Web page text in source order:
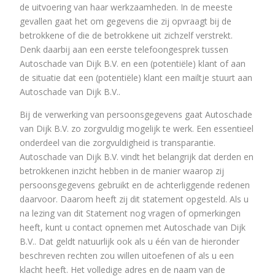
de uitvoering van haar werkzaamheden. In de meeste
gevallen gaat het om gegevens die zij opvraagt bij de
betrokkene of die de betrokkene uit zichzelf verstrekt.
Denk daarbij aan een eerste telefoongesprek tussen
Autoschade van Dijk B.V. en een (potentiële) klant of aan
de situatie dat een (potentiële) klant een mailtje stuurt aan
Autoschade van Dijk B.V..
Bij de verwerking van persoonsgegevens gaat Autoschade
van Dijk B.V. zo zorgvuldig mogelijk te werk. Een essentieel
onderdeel van die zorgvuldigheid is transparantie.
Autoschade van Dijk B.V. vindt het belangrijk dat derden en
betrokkenen inzicht hebben in de manier waarop zij
persoonsgegevens gebruikt en de achterliggende redenen
daarvoor. Daarom heeft zij dit statement opgesteld. Als u
na lezing van dit Statement nog vragen of opmerkingen
heeft, kunt u contact opnemen met Autoschade van Dijk
B.V.. Dat geldt natuurlijk ook als u één van de hieronder
beschreven rechten zou willen uitoefenen of als u een
klacht heeft. Het volledige adres en de naam van de